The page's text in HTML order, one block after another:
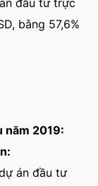
đầu tư trực
bằng 57,6%
năm 2019:
án đầu tư